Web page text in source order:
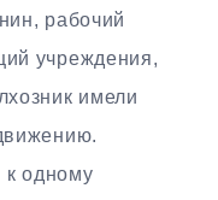
рабочий
учреждения,
имели
одному